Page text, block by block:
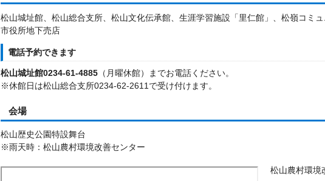
松山城址館、松山総合支所、松山文化伝承館、生涯学習施設「里仁館」、松嶺コミ
市役所地下売店
電話予約できます
松山城址館0234-61-4885 （月曜休館）までお電話ください。
※休館日は松山総合支所0234-62-2611で受け付けます。
会場
松山歴史公園特設舞台
※雨天時：松山農村環境改善センター
松山農村環境